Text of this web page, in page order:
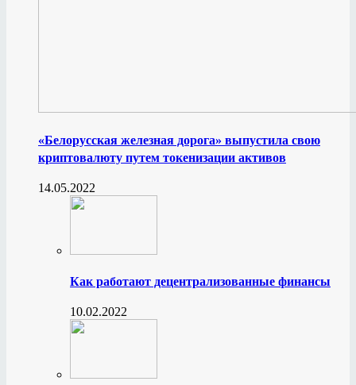
«Белорусская железная дорога» выпустила свою
криптовалюту путем токенизации активов
14.05.2022
Как работают децентрализованные финансы
10.02.2022